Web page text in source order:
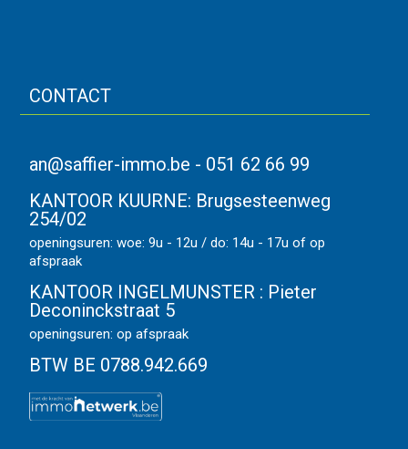
CONTACT
an@saffier-immo.be - 051 62 66 99
KANTOOR KUURNE: Brugsesteenweg
254/02
openingsuren: woe: 9u - 12u / do: 14u - 17u of op
afspraak
KANTOOR INGELMUNSTER : Pieter
Deconinckstraat 5
openingsuren: op afspraak
BTW BE 0788.942.669